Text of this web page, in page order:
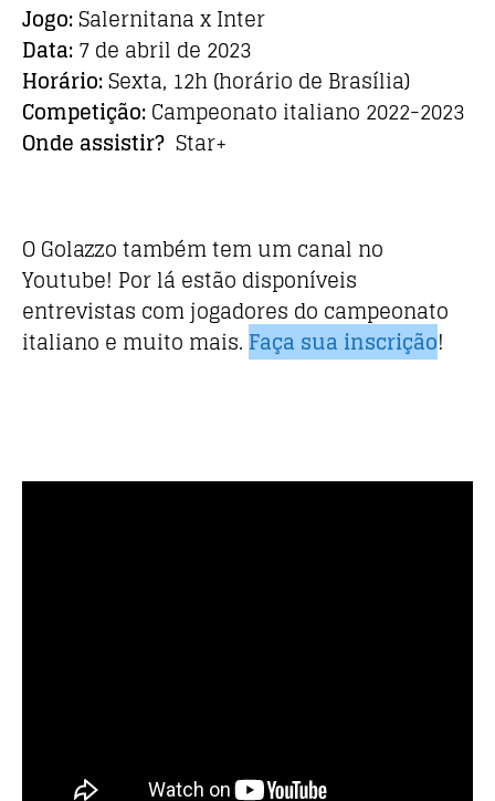
Jogo:Salernitana x Inter
Data:7 de abril de 2023
Horário:Sexta, 12h (horário de Brasília)
Competição:Campeonato italiano 2022-2023
Onde assistir? Star+
O Golazzo também tem um canal no
Youtube! Por lá estão disponíveis
entrevistas com jogadores do campeonato
italiano e muito mais. Faça sua inscrição!